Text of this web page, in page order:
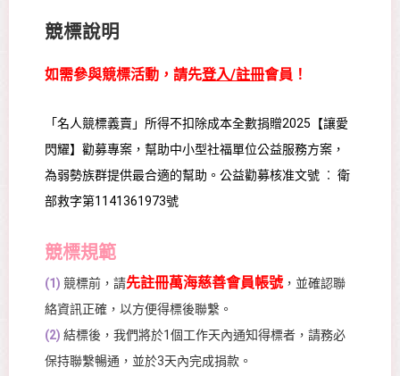
競標說明
如需參與競標活動，請先登入/註冊會員！
「名人競標義賣」所得不扣除成本全數捐贈2025【讓愛
閃耀】勸募專案，幫助中小型社福單位公益服務方案，
為弱勢族群提供最合適的幫助。公益勸募核准文號 ︰ 衛
部救字第1141361973號
競標規範
(1) 競標前，請先註冊萬海慈善會員帳號，並確認聯
絡資訊正確，以方便得標後聯繫。
(2) 結標後，我們將於1個工作天內通知得標者，請務必
保持聯繫暢通，並於3天內完成捐款。